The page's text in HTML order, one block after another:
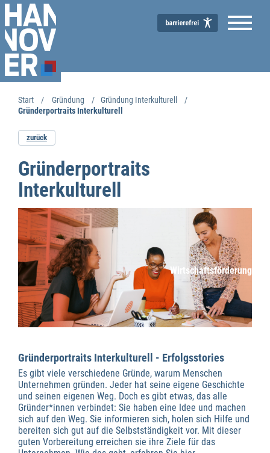
Wirtschaftsförderung
Start Gründung
Gründung Interkulturell
Gründerportraits Interkulturell
zurück
Gründerportraits
Interkulturell
Gründerportraits Interkulturell - Erfolgsstories
Es gibt viele verschiedene Gründe, warum Menschen
Unternehmen gründen. Jeder hat seine eigene Geschichte
und seinen eigenen Weg. Doch es gibt etwas, das alle
Gründer*innen verbindet: Sie haben eine Idee und machen
sich auf den Weg. Sie informieren sich, holen sich Hilfe und
bereiten sich gut auf die Selbstständigkeit vor. Mit dieser
guten Vorbereitung erreichen sie ihre Ziele für das